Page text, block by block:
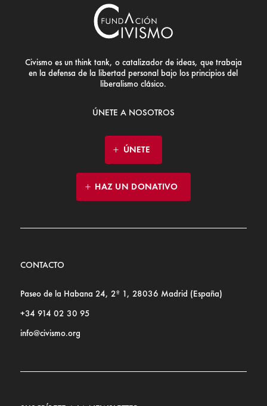
Civismo es un think tank, o catalizador de ideas, que trabaja
en la defensa de la libertad personal bajo los principios del
liberalismo clásico.
ÚNETE A NOSOTROS
ÚNETE
HAZ UN DONATIVO
CONTACTO
Paseo de la Habana 24, 2º 1, 28036 Madrid (España)
+34 914 02 30 95
info@civismo.org